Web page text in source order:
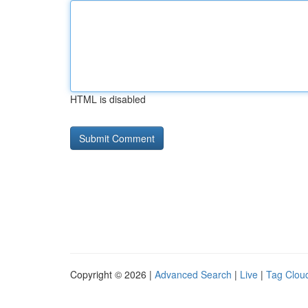
HTML is disabled
Copyright © 2026 | Advanced Search | Live | Tag